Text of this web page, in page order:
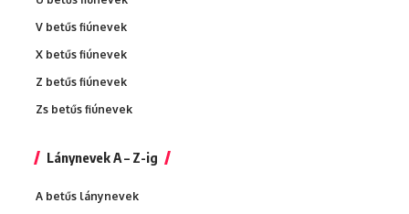
V betűs fiúnevek
X betűs fiúnevek
Z betűs fiúnevek
Zs betűs fiúnevek
Lánynevek A – Z-ig
A betűs lánynevek